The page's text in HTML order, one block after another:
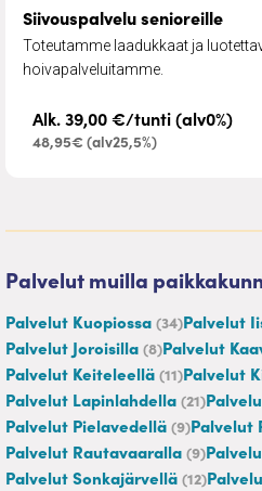
Siivouspalvelu senioreille
Toteutamme laadukkaat ja
hoivapalveluitamme.
Alk. 39,00 €/tunti (alv0%)
48,95€ (alv25,5%)
Palvelut muilla
Palvelut Kuopiossa (34)Palvelut
Palvelut Joroisilla (8)Palvelut
Palvelut Keiteleellä (11)Palvelut
Palvelut Lapinlahdella (21)
Palvelut Pielavedellä (9)Palvelut
Palvelut Rautavaaralla (9)
Palvelut Sonkajärvellä (12)